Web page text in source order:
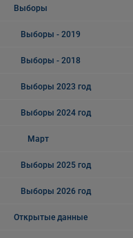
Выборы
Выборы - 2019
Выборы - 2018
Выборы 2023 год
Выборы 2024 год
Март
Выборы 2025 год
Выборы 2026 год
Открытые данные